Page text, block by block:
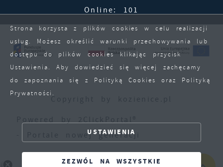
Online: 101
- Portale nowej generacji
Strona korzysta z plików cookies w celu realizacji
usług. Możesz określić warunki przechowywania lub
dostępu do plików cookies klikając przycisk
Ustawienia. Aby dowiedzieć się więcej zachęcamy
do zapoznania się z Polityką Cookies oraz Polityką
Prywatności.
USTAWIENIA
ZEZWÓL NA WSZYSTKIE
ZEZWÓL NA WSZYSTKIE